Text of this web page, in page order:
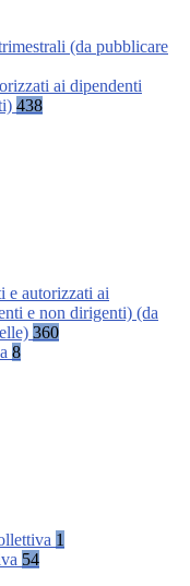
(da pubblicare
ai dipendenti
438
e autorizzati ai
e non dirigenti) (da
360
8
1
54